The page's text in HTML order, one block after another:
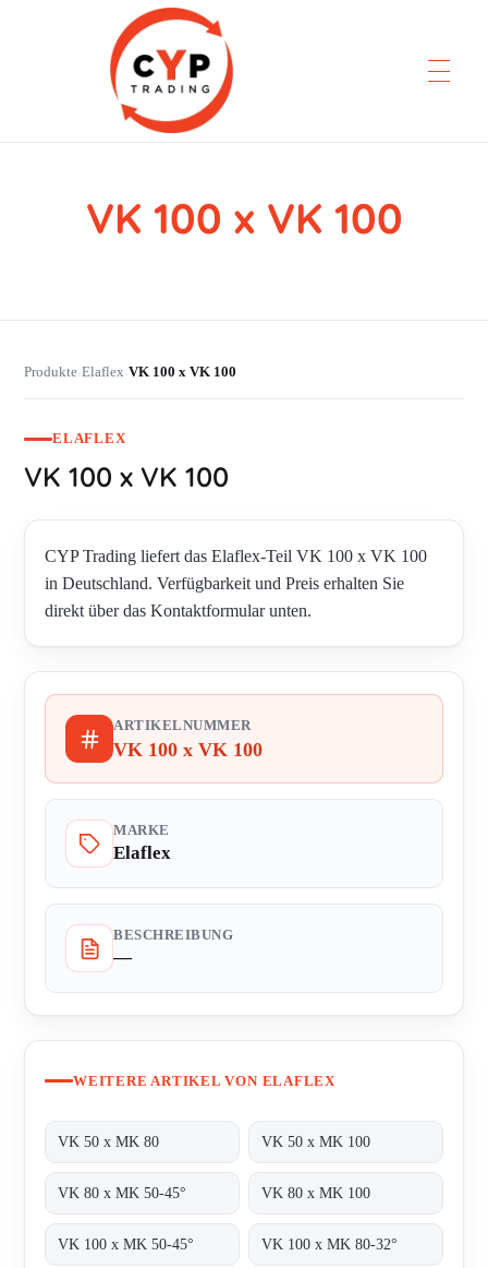
CYP Trading
Professionelle Ersatzteilbeschaffung
VK 100 x VK 100
Produkte›Elaflex›VK 100 x VK 100
ELAFLEX
VK 100 x VK 100
CYP Trading liefert das Elaflex-Teil VK 100 x VK 100
in Deutschland. Verfügbarkeit und Preis erhalten Sie
direkt über das Kontaktformular unten.
ARTIKELNUMMER
VK 100 x VK 100
MARKE
Elaflex
BESCHREIBUNG
—
WEITERE ARTIKEL VON ELAFLEX
VK 50 x MK 80 VK 50 x MK 100
VK 80 x MK 50-45° VK 80 x MK 100
VK 100 x MK 50-45° VK 100 x MK 80-32°